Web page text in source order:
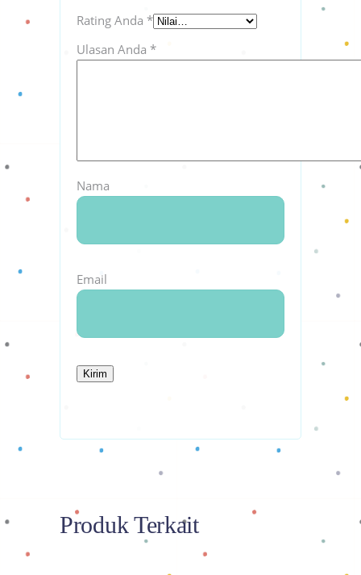
Rating Anda *
Ulasan Anda *
Nama
Email
Produk Terkait